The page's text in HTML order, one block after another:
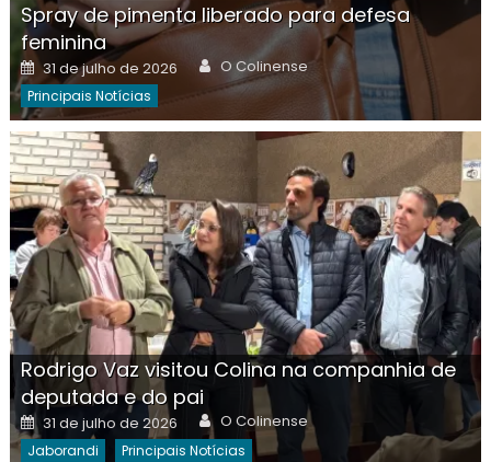
Spray de pimenta liberado para defesa
feminina
Posted
on
31 de julho de 2026 Author
O Colinense
Principais Notícias
Rodrigo Vaz visitou Colina na companhia de
deputada e do pai
Posted
on
31 de julho de 2026 Author
O Colinense
Jaborandi Principais Notícias